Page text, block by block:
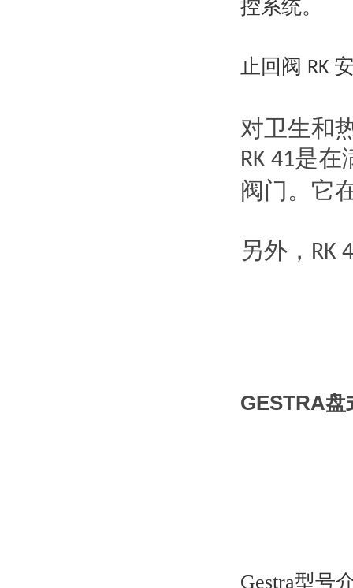
控系统。
止回阀 RK
对卫生和
RK 41是在
阀门。它
另外， RK
GESTRA盘
Gestra型号